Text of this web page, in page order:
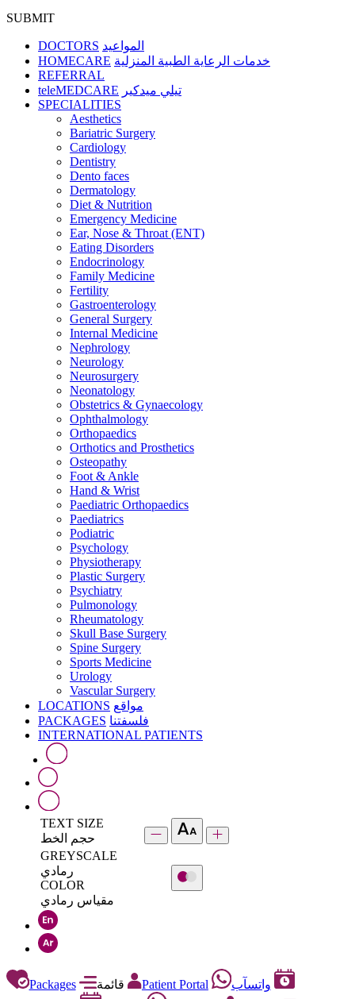
SUBMIT
DOCTORS المواعيد
HOMECARE خدمات الرعاية الطبية المنزلية
REFERRAL
teleMEDCARE تيلي ميدكير
SPECIALITIES
Aesthetics
Bariatric Surgery
Cardiology
Dentistry
Dento faces
Dermatology
Diet & Nutrition
Emergency Medicine
Ear, Nose & Throat (ENT)
Eating Disorders
Endocrinology
Family Medicine
Fertility
Gastroenterology
General Surgery
Internal Medicine
Nephrology
Neurology
Neurosurgery
Neonatology
Obstetrics & Gynaecology
Ophthalmology
Orthopaedics
Orthotics and Prosthetics
Osteopathy
Foot & Ankle
Hand & Wrist
Paediatric Orthopaedics
Paediatrics
Podiatric
Psychology
Physiotherapy
Plastic Surgery
Psychiatry
Pulmonology
Rheumatology
Skull Base Surgery
Spine Surgery
Sports Medicine
Urology
Vascular Surgery
LOCATIONS مواقع
PACKAGES فلسفتنا
INTERNATIONAL PATIENTS
TEXT SIZE
حجم الخط
GREYSCALE
رمادي
COLOR
مقياس رمادي
Packages Patient Portal
واتسآب